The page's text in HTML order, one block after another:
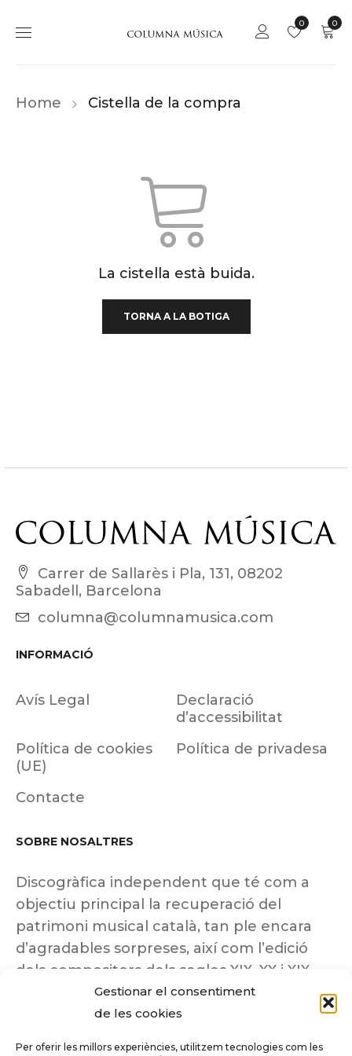
Gestionar el consentiment
de les cookies
Per oferir les millors experiències, utilitzem tecnologies com les
0
0
Home Cistella de la compra
La cistella està buida.
TORNA A LA BOTIGA
Carrer de Sallarès i Pla, 131, 08202
Sabadell, Barcelona
columna@columnamusica.com
INFORMACIÓ
Avís Legal
Declaració
d’accessibilitat
Política de cookies
(UE)
Política de privadesa
Contacte
SOBRE NOSALTRES
Discogràfica independent que té com a
objectiu principal la recuperació del
patrimoni musical català, tan ple encara
d’agradables sorpreses, així com l’edició
dels compositors dels segles XIX, XX i XIX
insuficientment coneguts.